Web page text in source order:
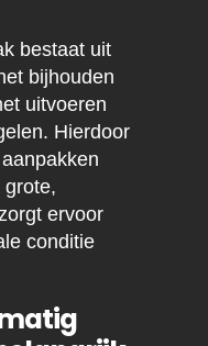
bestaat uit
bijhouden
uitvoeren
Hierdoor
grote,
ervoor
conditie